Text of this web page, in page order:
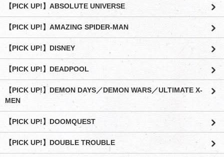
【PICK UP!】ABSOLUTE UNIVERSE
【PICK UP!】AMAZING SPIDER-MAN
【PICK UP!】DISNEY
【PICK UP!】DEADPOOL
【PICK UP!】DEMON DAYS／DEMON WARS／ULTIMATE X-
MEN
【PICK UP!】DOOMQUEST
【PICK UP!】DOUBLE TROUBLE